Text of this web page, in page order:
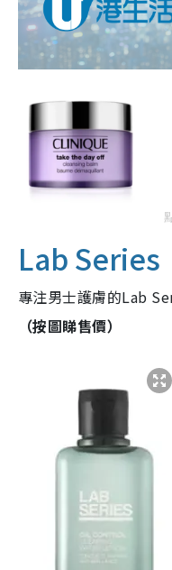
Lab Series
專注男士護膚的Lab
（按圖睇售價）